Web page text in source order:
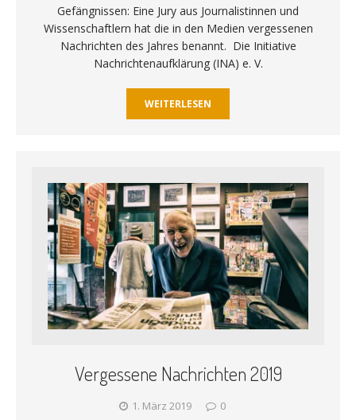
Gefängnissen: Eine Jury aus Journalistinnen und
Wissenschaftlern hat die in den Medien vergessenen
Nachrichten des Jahres benannt. Die Initiative
Nachrichtenaufklärung (INA) e. V.
WEITERLESEN
Vergessene Nachrichten 2019
1. März 2019 0